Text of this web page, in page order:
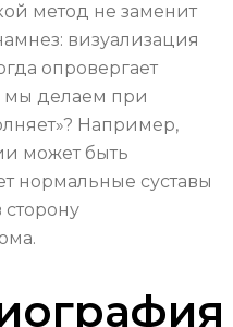
метод не заменит
визуализация
опровергает
мы делаем при
Например,
может быть
нормальные суставы
сторону